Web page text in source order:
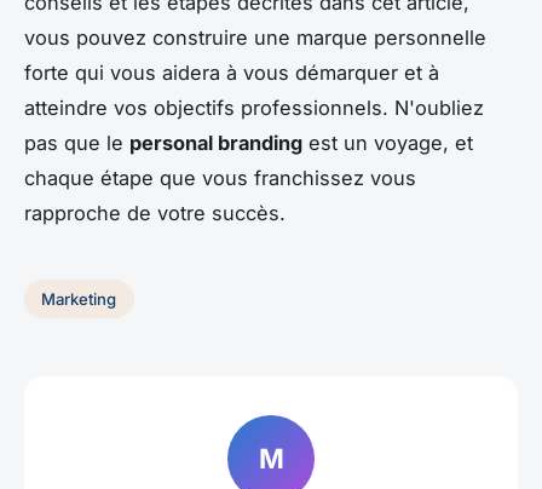
vous pouvez construire une marque personnelle
forte qui vous aidera à vous démarquer et à
atteindre vos objectifs professionnels. N'oubliez
pas que le personal branding est un voyage, et
chaque étape que vous franchissez vous
rapproche de votre succès.
Marketing
M